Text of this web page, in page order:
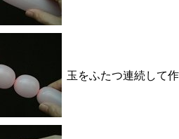
玉をふたつ連続して